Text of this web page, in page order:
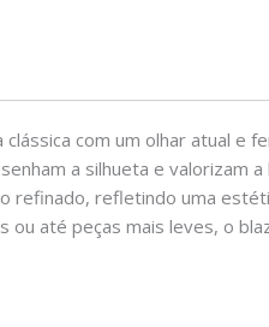
com um olhar atual e
a silhueta e valorizam
refinado, refletindo uma
até peças mais leves, o